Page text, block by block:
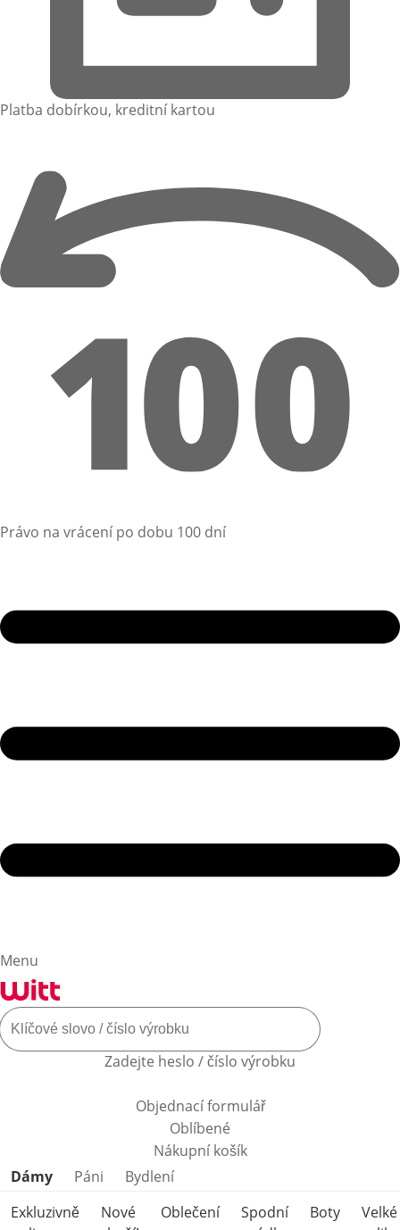
Platba dobírkou, kreditní kartou
Právo na vrácení po dobu 100 dní
Menu
Zadejte heslo / číslo výrobku
Objednací formulář
Oblíbené
Nákupní košík
Přeskočit kategorie produktů
Dámy Páni
Bydlení
Exkluzivně
Nové
Oblečení
Spodní
Boty
Velké